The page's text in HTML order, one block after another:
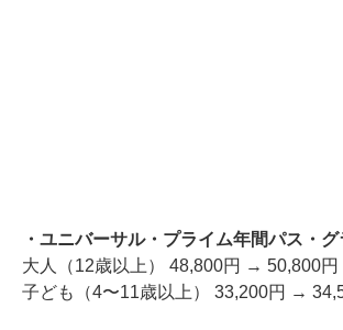
・ユニバーサル・プライム年間パス・
大人（12歳以上） 48,800円 → 50,800円
子ども（4〜11歳以上） 33,200円 →